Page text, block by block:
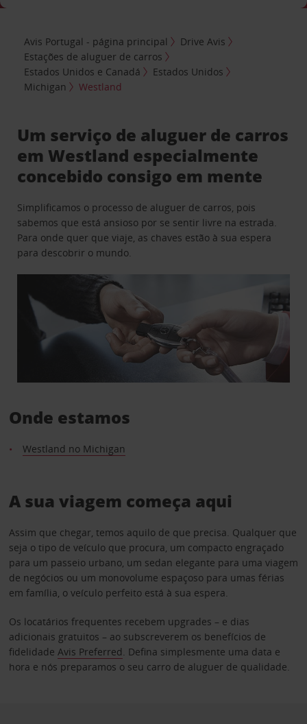
Avis Portugal - página principal
Drive Avis
Estações de aluguer de carros
Estados Unidos e Canadá
Estados Unidos
Michigan
Westland
Um serviço de aluguer de carros
em Westland especialmente
concebido consigo em mente
Simplificamos o processo de aluguer de carros, pois
sabemos que está ansioso por se sentir livre na estrada.
Para onde quer que viaje, as chaves estão à sua espera
para descobrir o mundo.
Onde estamos
Westland no Michigan
A sua viagem começa aqui
Assim que chegar, temos aquilo de que precisa. Qualquer que
seja o tipo de veículo que procura, um compacto engraçado
para um passeio urbano, um sedan elegante para uma viagem
de negócios ou um monovolume espaçoso para umas férias
em família, o veículo perfeito está à sua espera.
Os locatários frequentes recebem upgrades – e dias
adicionais gratuitos – ao subscreverem os benefícios de
fidelidade Avis Preferred. Defina simplesmente uma data e
hora e nós preparamos o seu carro de aluguer de qualidade.